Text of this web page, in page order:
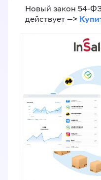
Новый закон 54-
действует —>